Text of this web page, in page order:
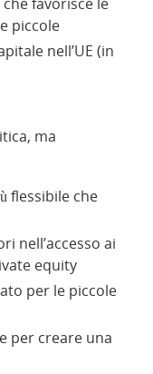
piccole
nell’UE (in
ma
flessibile che
nell’accesso ai
equity
per le piccole
per creare una